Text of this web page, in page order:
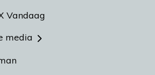
Vandaag
media